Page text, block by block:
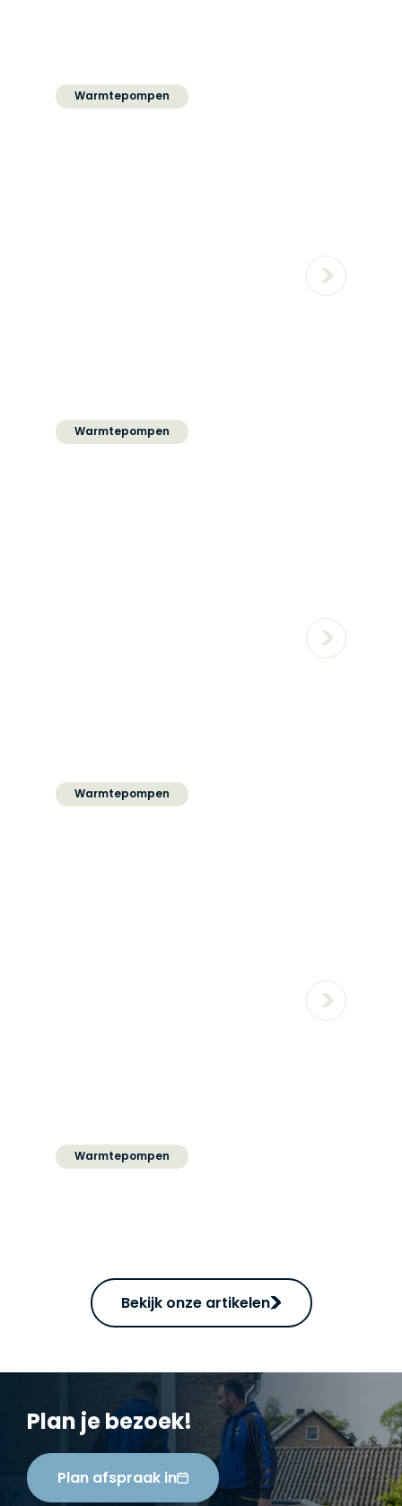
Warmtepompen
Warmtepompen
Warmtepompen
Warmtepompen
Bekijk onze artikelen
Plan je bezoek!
Plan afspraak in